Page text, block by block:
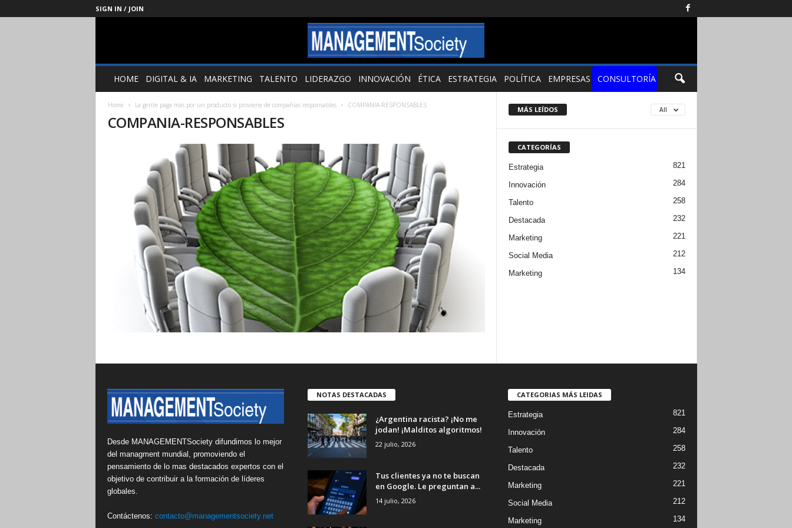
SIGN IN / JOIN
Management
SocietyHOME DIGITAL & IA MARKETING TALENTO LIDERAZGO INNOVACIÓN ÉTICA ESTRATEGIA POLÍTICA EMPRESAS CONSULTORÍA
Home La gente paga más por un producto si proviene de compañías responsables COMPANIA-RESPONSABLES
COMPANIA-RESPONSABLES
MÁS LEÍDOS All
CATEGORÍAS
Estrategia 821
Innovación 284
Talento 258
Destacada 232
Marketing 221
Social Media 212
Marketing 134
Desde MANAGEMENTSociety difundimos lo mejor
del managment mundial, promoviendo el
pensamiento de lo mas destacados expertos con el
objetivo de contribuir a la formación de líderes
globales.
Contáctenos: contacto@managementsociety.net
NOTAS DESTACADAS
¿Argentina racista? ¡No me
jodan! ¡Malditos algoritmos!
22 julio, 2026
Tus clientes ya no te buscan
en Google. Le preguntan a...
14 julio, 2026
CATEGORIAS MÁS LEIDAS
Estrategia 821
Innovación 284
Talento 258
Destacada 232
Marketing 221
Social Media 212
Marketing 134